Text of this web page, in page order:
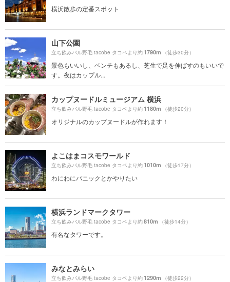
横浜散歩の定番スポット
山下公園
立ち飲みバル野毛 tacobe タコベより約1790m （徒歩30分）
景色もいいし、ベンチもあるし、芝生で足を伸ばすのもいいで
す。夜はカップル...
カップヌードルミュージアム 横浜
立ち飲みバル野毛 tacobe タコベより約1180m （徒歩20分）
オリジナルのカップヌードルが作れます！
よこはまコスモワールド
立ち飲みバル野毛 tacobe タコベより約1010m （徒歩17分）
わにわにパニックとかやりたい
横浜ランドマークタワー
立ち飲みバル野毛 tacobe タコベより約810m （徒歩14分）
有名なタワーです。
みなとみらい
立ち飲みバル野毛 tacobe タコベより約1290m （徒歩22分）